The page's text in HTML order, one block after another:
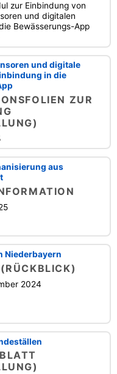
zur Einbindung von
und digitalen
Bewässerungs-App
und digitale
in die
ZUR
aus
Niederbayern
2024